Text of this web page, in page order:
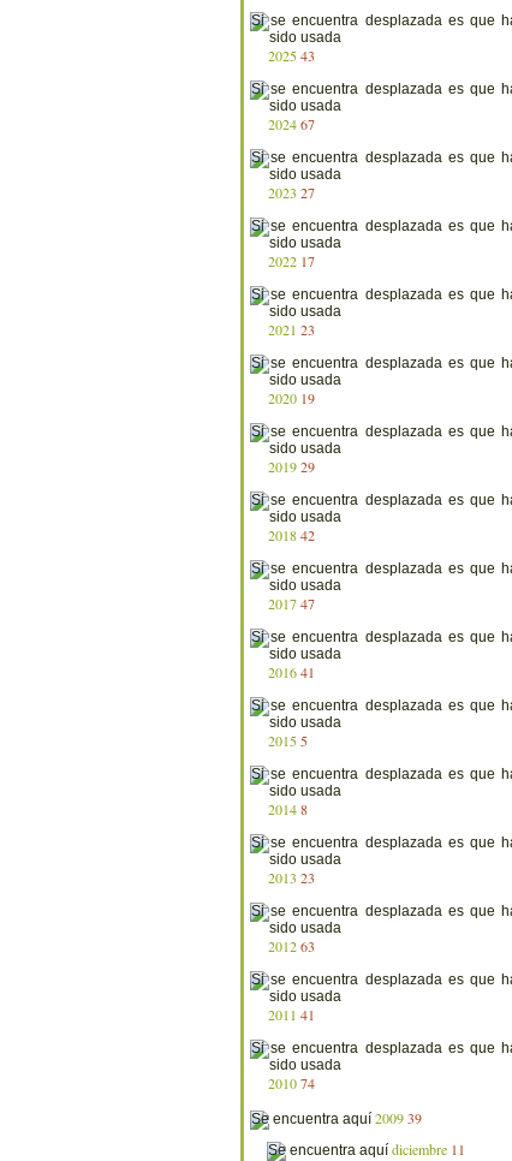
202543
202467
2023 27
2022 17
2021 23
2020 19
201929
201842
201747
201641
2015 5
20148
2013 23
201263
2011 41
201074
200939
diciembre 11